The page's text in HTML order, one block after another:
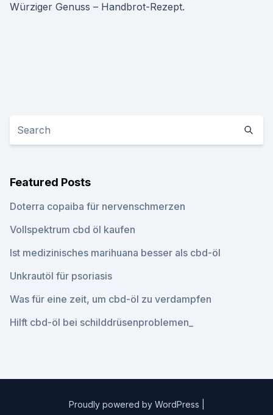
Würziger Genuss – Handbrot-Rezept.
Featured Posts
Doterra copaiba für nervenschmerzen
Vollspektrum cbd öl kaufen
Ist medizinisches marihuana besser als cbd-öl
Unkrautöl für psoriasis
Was für eine zeit, um cbd-öl zu verdampfen
Hilft cbd-öl bei schilddrüsenproblemen_
Proudly powered by WordPress